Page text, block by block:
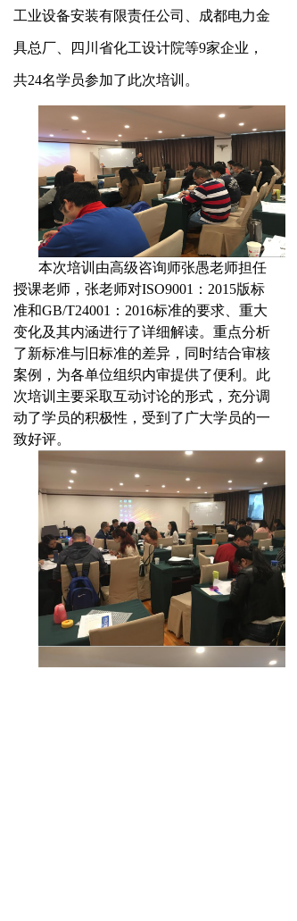
工业设备安装有限责任公司、成都电力金
具总厂、四川省化工设计院等9家企业，
共24名学员参加了此次培训。
本次培训由高级咨询师张愚老师担任
授课老师，张老师对ISO9001：2015版标
准和GB/T24001：2016标准的要求、重大
变化及其内涵进行了详细解读。重点分析
了新标准与旧标准的差异，同时结合审核
案例，为各单位组织内审提供了便利。此
次培训主要采取互动讨论的形式，充分调
动了学员的积极性，受到了广大学员的一
致好评。